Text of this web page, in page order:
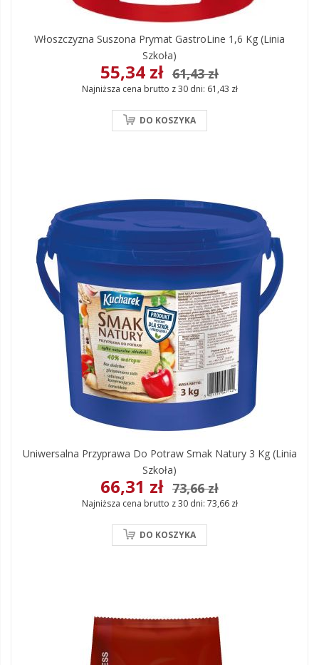
Włoszczyzna Suszona Prymat GastroLine 1,6 Kg (linia
Szkoła)
55,34 zł 61,43 zł
Najniższa cena brutto z 30 dni: 61,43 zł
DO KOSZYKA
Uniwersalna Przyprawa Do Potraw Smak Natury 3 Kg (linia
Szkoła)
66,31 zł 73,66 zł
Najniższa cena brutto z 30 dni: 73,66 zł
DO KOSZYKA